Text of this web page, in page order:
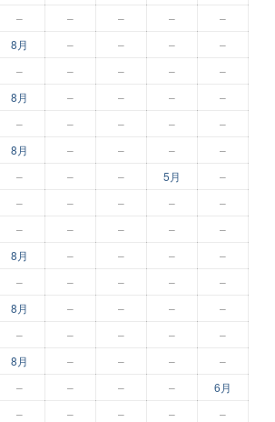
– – – –
–
8月 – – – –
– – – –
–
8月 – – – –
– – – –
–
8月 – – – –
– – – 5月
–
– – – – –
– – – –
–
8月 – – – –
– – – –
–
8月 – – – –
– – – –
–
8月 – – – –
– – – –
6月
– – – – –